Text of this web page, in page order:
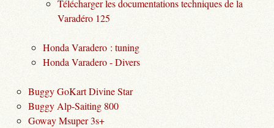
Télécharger les documentations techniques de la
Varadéro 125
Honda Varadero : tuning
Honda Varadero - Divers
Buggy GoKart Divine Star
Buggy Alp-Saiting 800
Goway Msuper 3s+